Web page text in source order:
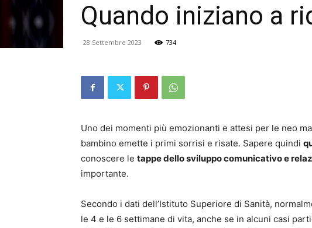
Quando iniziano a
28 Settembre 2023 734
Uno dei momenti più emozionanti e attesi per le neo
bambino emette i primi sorrisi e risate. Sapere quindi
conoscere le tappe dello sviluppo comunicativo e
importante.
Secondo i dati dell’Istituto Superiore di Sanità,
le 4 e le 6 settimane di vita, anche se in alcuni casi